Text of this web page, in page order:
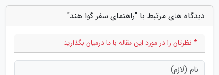
دیدگاه های مرتبط با "راهنمای سفر گوا هند"
* نظرتان را در مورد این مقاله با ما درمیان بگذارید